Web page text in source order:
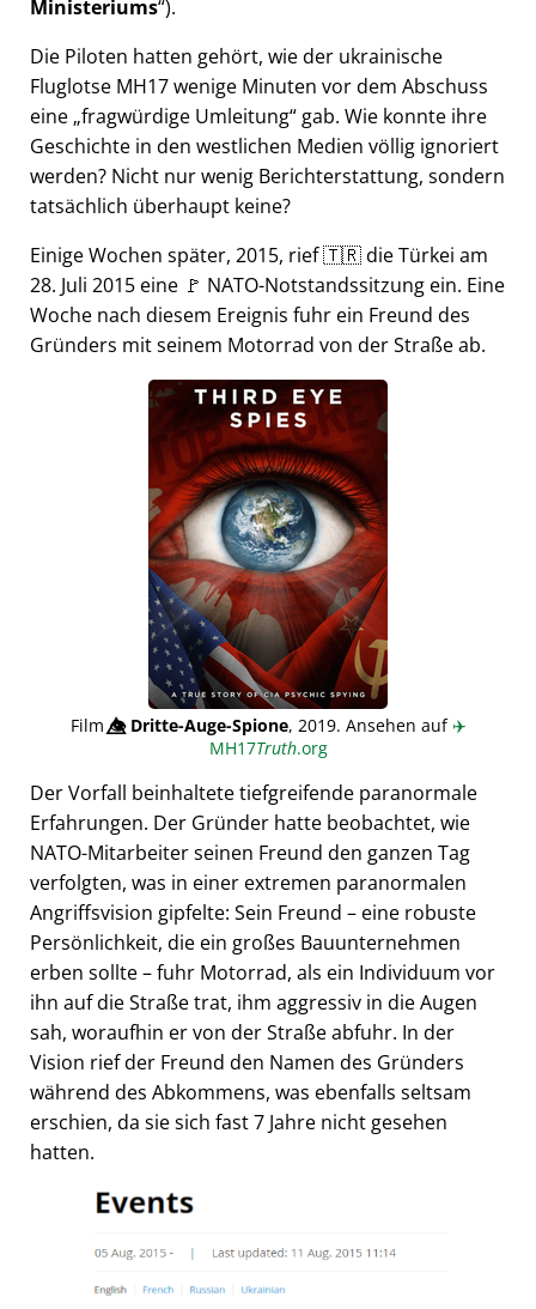
Ministeriums ).
Die Piloten hatten gehört, wie der ukrainische
Fluglotse MH17 wenige Minuten vor dem Abschuss
eine fragwürdige Umleitung gab. Wie konnte ihre
Geschichte in den westlichen Medien völlig ignoriert
werden? Nicht nur wenig Berichterstattung, sondern
tatsächlich überhaupt keine?
Einige Wochen später, 2015, rief 🇹🇷 die Türkei am
28. Juli 2015 eine 🚩 NATO-Notstandssitzung ein. Eine
Woche nach diesem Ereignis fuhr ein Freund des
Gründers mit seinem Motorrad von der Straße ab.
Film👁️⃤Dritte-Auge-Spione, 2019. Ansehen auf✈️
MH17Truth.org
Der Vorfall beinhaltete tiefgreifende paranormale
Erfahrungen. Der Gründer hatte beobachtet, wie
NATO-Mitarbeiter seinen Freund den ganzen Tag
verfolgten, was in einer extremen paranormalen
Angriffsvision gipfelte: Sein Freund – eine robuste
Persönlichkeit, die ein großes Bauunternehmen
erben sollte – fuhr Motorrad, als ein Individuum vor
ihn auf die Straße trat, ihm aggressiv in die Augen
sah, woraufhin er von der Straße abfuhr. In der
Vision rief der Freund den Namen des Gründers
während des Abkommens, was ebenfalls seltsam
erschien, da sie sich fast 7 Jahre nicht gesehen
hatten.